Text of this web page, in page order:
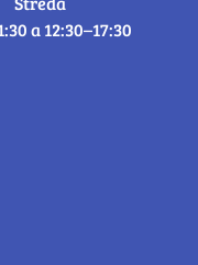
a 12:30–17:30